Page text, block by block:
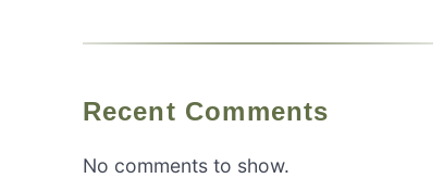
Recent Comments
No comments to show.